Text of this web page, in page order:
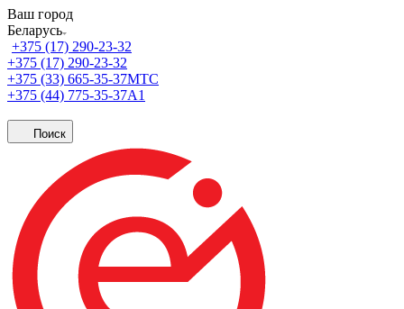
Ваш город
Беларусь
+375 (17) 290-23-32
+375 (17) 290-23-32
+375 (33) 665-35-37МТС
+375 (44) 775-35-37А1
Поиск